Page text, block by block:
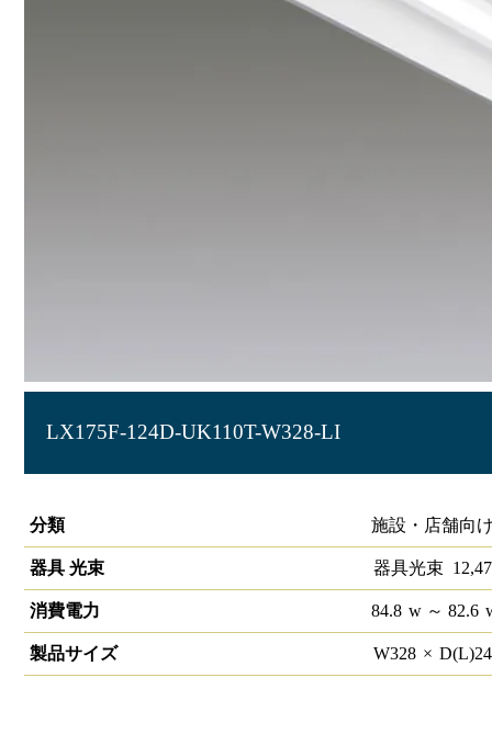
LX175F-124D-UK110T-W328-LI
分類
施設・店舗向
器具 光束 器具光束
消費電力 84.8 w～ 82.6
製品サイズ W328 × D(L)